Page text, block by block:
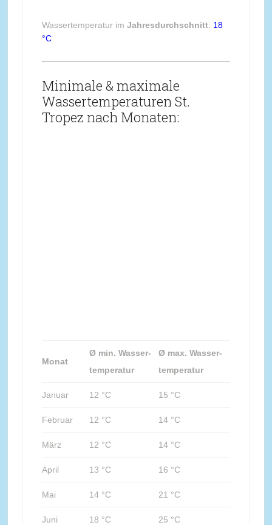
Wassertemperatur im Jahresdurchschnitt: 18
°C
Minimale & maximale
Wassertemperaturen St.
Tropez nach Monaten:
Monat
Ø min. Wasser-
temperatur
Ø max. Wasser-
temperatur
Januar 12 °C 15 °C
Februar 12 °C 14 °C
März 12 °C 14 °C
April 13 °C 16 °C
Mai 14 °C 21 °C
Juni 18 °C 25 °C